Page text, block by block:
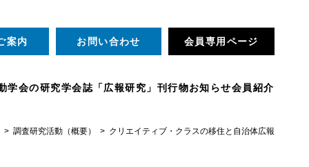
学会の研究学会誌「広報研究」 刊行物お知らせ会員紹介
案内 お問い合わせ 会員専用ページ
調査研究活動（概要） クリエイティブ・クラスの移住と自治体広報